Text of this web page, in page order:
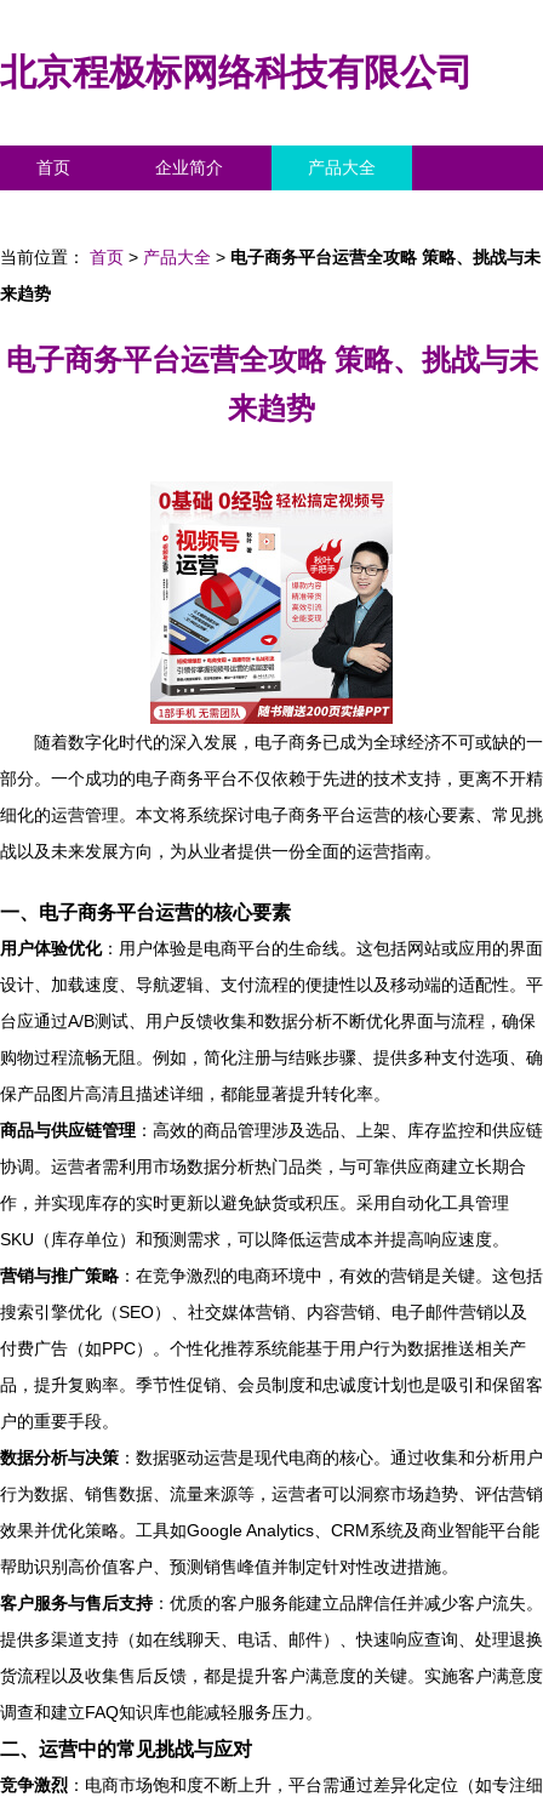
北京程极标网络科技有限公司
首页 企业简介 产品大全
当前位置： 首页 > 产品大全 > 电子商务平台运营全攻略 策略、挑战与未
来趋势
电子商务平台运营全攻略 策略、挑战与未
来趋势
随着数字化时代的深入发展，电子商务已成为全球经济不可或缺的一
部分。一个成功的电子商务平台不仅依赖于先进的技术支持，更离不开精
细化的运营管理。本文将系统探讨电子商务平台运营的核心要素、常见挑
战以及未来发展方向，为从业者提供一份全面的运营指南。
一、电子商务平台运营的核心要素
用户体验优化：用户体验是电商平台的生命线。这包括网站或应用的界面
设计、加载速度、导航逻辑、支付流程的便捷性以及移动端的适配性。平
台应通过A/B测试、用户反馈收集和数据分析不断优化界面与流程，确保
购物过程流畅无阻。例如，简化注册与结账步骤、提供多种支付选项、确
保产品图片高清且描述详细，都能显著提升转化率。
商品与供应链管理 ：高效的商品管理涉及选品、上架、库存监控和供应链
协调。运营者需利用市场数据分析热门品类，与可靠供应商建立长期合
作，并实现库存的实时更新以避免缺货或积压。采用自动化工具管理
SKU（库存单位）和预测需求，可以降低运营成本并提高响应速度。
营销与推广策略 ：在竞争激烈的电商环境中，有效的营销是关键。这包括
搜索引擎优化（SEO）、社交媒体营销、内容营销、电子邮件营销以及
付费广告（如PPC）。个性化推荐系统能基于用户行为数据推送相关产
品，提升复购率。季节性促销、会员制度和忠诚度计划也是吸引和保留客
户的重要手段。
数据分析与决策 ：数据驱动运营是现代电商的核心。通过收集和分析用户
行为数据、销售数据、流量来源等，运营者可以洞察市场趋势、评估营销
效果并优化策略。工具如Google Analytics、CRM系统及商业智能平台能
帮助识别高价值客户、预测销售峰值并制定针对性改进措施。
客户服务与售后支持：优质的客户服务能建立品牌信任并减少客户流失。
提供多渠道支持（如在线聊天、电话、邮件）、快速响应查询、处理退换
货流程以及收集售后反馈，都是提升客户满意度的关键。实施客户满意度
调查和建立FAQ知识库也能减轻服务压力。
二、运营中的常见挑战与应对
竞争激烈 ：电商市场饱和度不断上升，平台需通过差异化定位（如专注细